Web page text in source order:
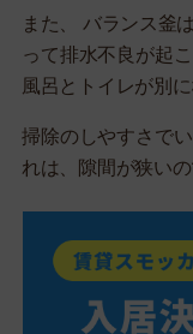
また、 バランス釜
って排水不良が起
風呂とトイレが別
掃除のしやすさで
れは、隙間が狭い